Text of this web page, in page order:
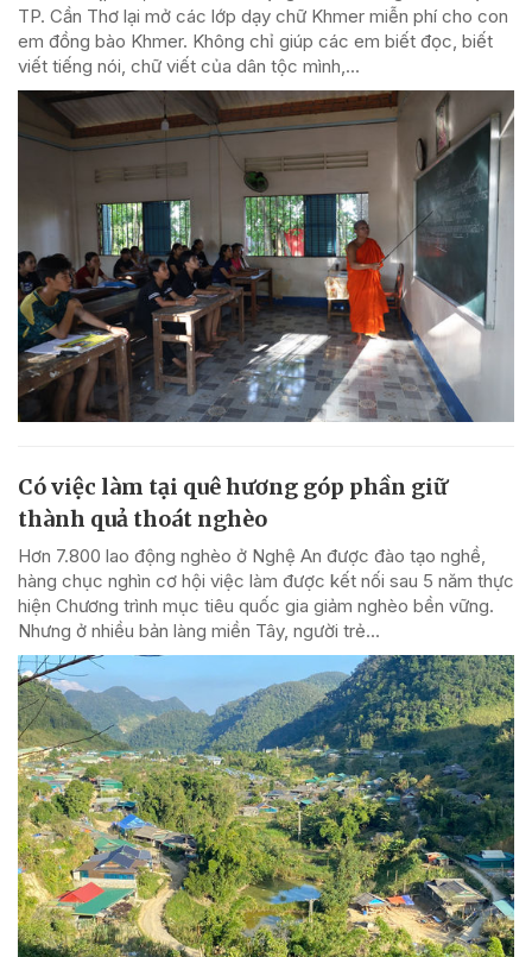
TP. Cần Thơ lại mở các lớp dạy chữ Khmer miễn phí cho con
em đồng bào Khmer. Không chỉ giúp các em biết đọc, biết
viết tiếng nói, chữ viết của dân tộc mình,...
Có việc làm tại quê hương góp phần giữ
thành quả thoát nghèo
Hơn 7.800 lao động nghèo ở Nghệ An được đào tạo nghề,
hàng chục nghìn cơ hội việc làm được kết nối sau 5 năm thực
hiện Chương trình mục tiêu quốc gia giảm nghèo bền vững.
Nhưng ở nhiều bản làng miền Tây, người trẻ...